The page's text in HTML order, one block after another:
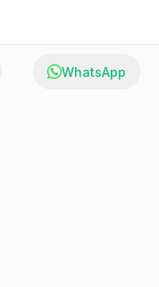
WhatsApp